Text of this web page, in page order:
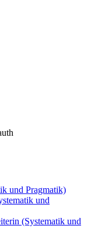
und Pragmatik)
und
(Systematik und